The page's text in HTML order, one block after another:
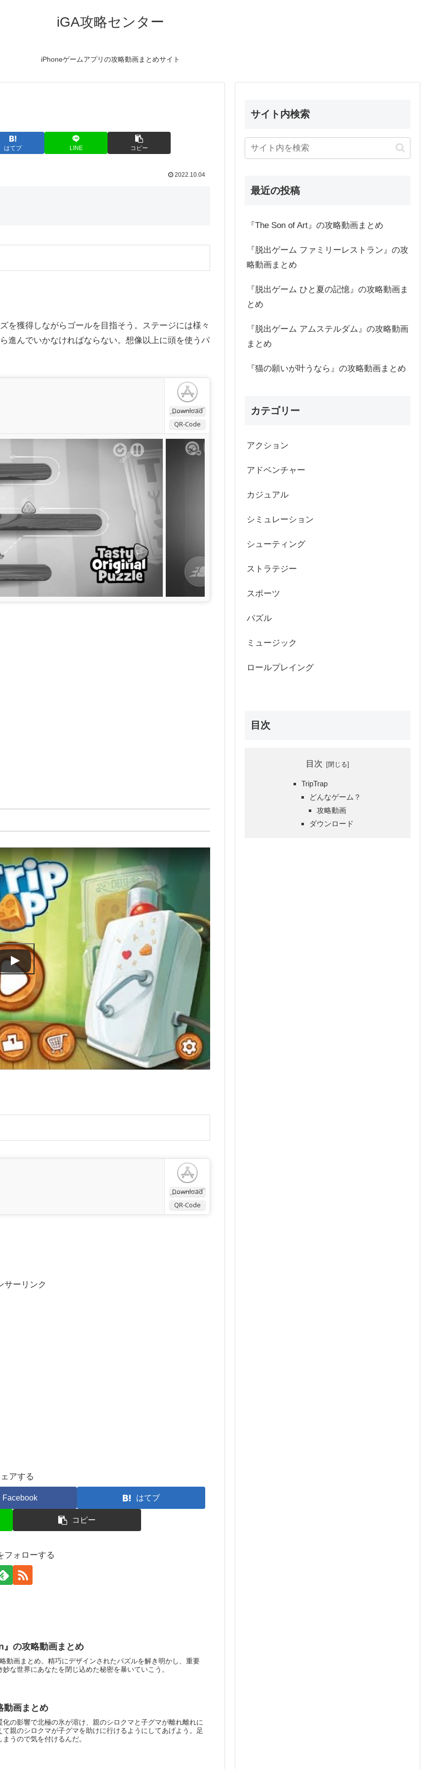
iGA攻略センター
iPhoneゲームアプリの攻略動画まとめサイト
はてブ LINE コピー
2022.10.04
を獲得しながらゴールを目指そう。ステージには様々
進んでいかなければならない。想像以上に頭を使うパ
Download
QR-Code
Download
QR-Code
サーリンク
アする
Facebook はてブ
コピー
フォローする
の攻略動画まとめ
動画まとめ。精巧にデザインされたパズルを解き明かし、重要
な世界にあなたを閉じ込めた秘密を暴いていこう。
動画まとめ
の影響で北極の氷が溶け、親のシロクマと子グマが離れ離れに
親のシロクマが子グマを助けに行けるようにしてあげよう。足
うので気を付けるんだ。
サイト内検索
最近の投稿
『The Son of Art』の攻略動画まとめ
『脱出ゲーム ファミリーレストラン』の攻
略動画まとめ
『脱出ゲーム ひと夏の記憶』の攻略動画ま
とめ
『脱出ゲーム アムステルダム』の攻略動画
まとめ
『猫の願いが叶うなら』の攻略動画まとめ
カテゴリー
アクション
アドベンチャー
カジュアル
シミュレーション
シューティング
ストラテジー
スポーツ
パズル
ミュージック
ロールプレイング
目次
目次
TripTrap
どんなゲーム？
攻略動画
ダウンロード